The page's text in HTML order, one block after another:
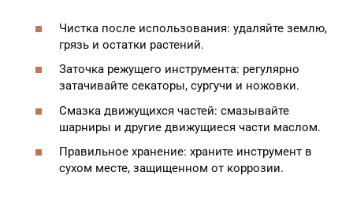
Чистка после использования: удаляйте землю,
грязь и остатки растений.
Заточка режущего инструмента: регулярно
затачивайте секаторы, сургучи и ножовки.
Смазка движущихся частей: смазывайте
шарниры и другие движущиеся части маслом.
Правильное хранение: храните инструмент в
сухом месте, защищенном от коррозии.